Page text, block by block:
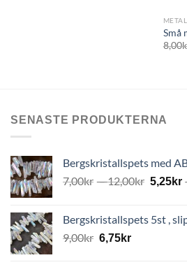
Små
8,00
SENASTE PRODUKTERNA
Bergskristallspets med
7,00kr –12,00kr 5,25kr
Bergskristallspets 5st ,
9,00kr 6,75kr